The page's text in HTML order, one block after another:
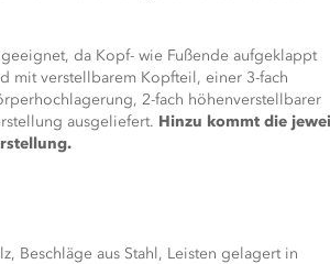
da Kopf- wie Fußende aufgeklappt
mit verstellbarem Kopfteil, einer 3-fach
2-fach höhenverstellbarer
ausgeliefert. Hinzu kommt die
Beschläge aus Stahl, Leisten gelagert in